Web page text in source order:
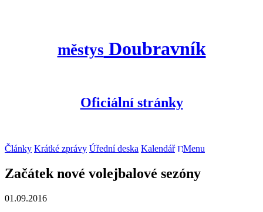
městys Doubravník
Oficiální stránky
Články Krátké zprávy Úřední deska Kalendář Menu
Začátek nové volejbalové sezóny
01.09.2016